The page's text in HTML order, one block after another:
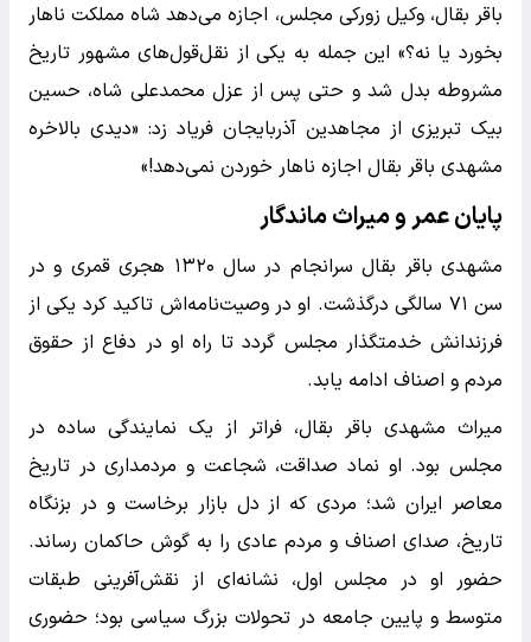
باقر بقال، وکیل زورکی مجلس، اجازه می‌دهد شاه مملکت ناهار
بخورد یا نه؟» این جمله به یکی از نقل‌قول‌های مشهور تاریخ
مشروطه بدل شد و حتی پس از عزل محمدعلی شاه، حسین
بیک تبریزی از مجاهدین آذربایجان فریاد زد: «دیدی بالاخره
مشهدی باقر بقال اجازه ناهار خوردن نمی‌دهد!»
پایان عمر و میراث ماندگار
مشهدی باقر بقال سرانجام در سال ۱۳۲۰ هجری قمری و در
سن ۷۱ سالگی درگذشت. او در وصیت‌نامه‌اش تاکید کرد یکی از
فرزندانش خدمتگذار مجلس گردد تا راه او در دفاع از حقوق
مردم و اصناف ادامه یابد.
میراث مشهدی باقر بقال، فراتر از یک نمایندگی ساده در
مجلس بود. او نماد صداقت، شجاعت و مردمداری در تاریخ
معاصر ایران شد؛ مردی که از دل بازار برخاست و در بزنگاه
تاریخ، صدای اصناف و مردم عادی را به گوش حاکمان رساند.
حضور او در مجلس اول، نشانه‌ای از نقش‌آفرینی طبقات
متوسط و پایین جامعه در تحولات بزرگ سیاسی بود؛ حضوری